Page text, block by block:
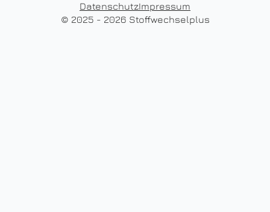
DatenschutzImpressum
© 2025 - 2026 Stoffwechselplus